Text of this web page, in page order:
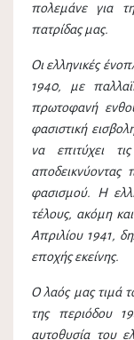
πολεμάνε για
πατρίδας μας.
Οι ελληνικές
1940, με
πρωτοφανή
φασιστική
να επιτύχει
αποδεικνύοντας
φασισμού. Η
τέλους, ακόμη
Απριλίου 1941,
εποχής εκείνης.
Ο λαός μας τιμά
της περιόδου
αυτοθυσία του